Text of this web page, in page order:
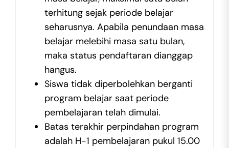
terhitung sejak periode belajar
seharusnya. Apabila penundaan masa
belajar melebihi masa satu bulan,
maka status pendaftaran dianggap
hangus.
Siswa tidak diperbolehkan berganti
program belajar saat periode
pembelajaran telah dimulai.
Batas terakhir perpindahan program
adalah H-1 pembelajaran pukul 15.00